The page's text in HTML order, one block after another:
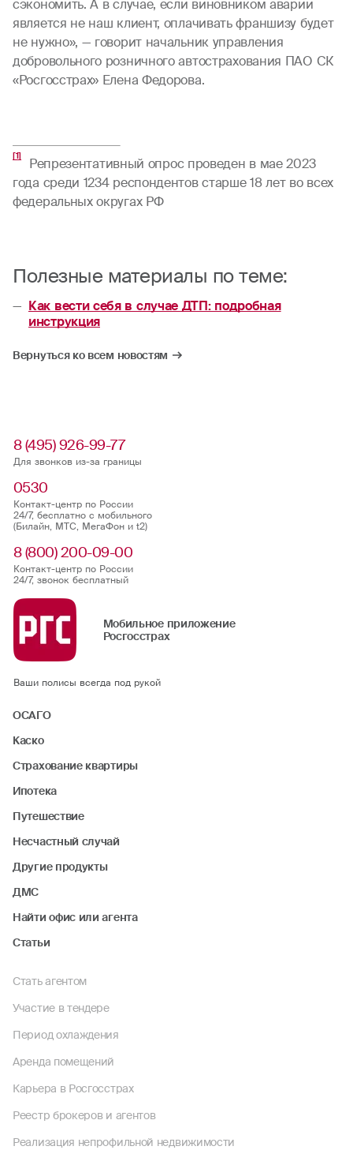
сэкономить. А в случае, если виновником аварии
является не наш клиент, оплачивать франшизу будет
не нужно», — говорит начальник управления
добровольного розничного автострахования ПАО СК
«Росгосстрах» Елена Федорова.
[1]
Репрезентативный опрос проведен в мае 2023
года среди 1234 респондентов старше 18 лет во всех
федеральных округах РФ
Полезные материалы по теме:
Как вести себя в случае ДТП: подробная
инструкция
Вернуться ко всем новостям
8 (495) 926-99-77
Для звонков из-за границы
0530
Контакт-центр по России
24/7, бесплатно с мобильного
(Билайн, МТС, МегаФон и t2)
8 (800) 200-09-00
Контакт-центр по России
24/7, звонок бесплатный
Мобильное приложение
Росгосстрах
Ваши полисы всегда под рукой
ОСАГО
Каско
Страхование квартиры
Ипотека
Путешествие
Несчастный случай
Другие продукты
ДМС
Найти офис или агента
Статьи
Стать агентом
Участие в тендере
Период охлаждения
Аренда помещений
Карьера в Росгосстрах
Реестр брокеров и агентов
Реализация непрофильной недвижимости